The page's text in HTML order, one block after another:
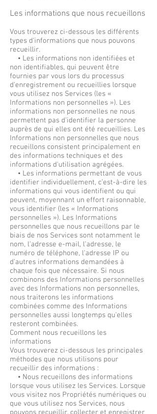
Les informations que nous recueillons
Vous trouverez ci-dessous les différents
types d'informations que nous pouvons
recueillir.
• Les informations non identifiées et
non identifiables, qui peuvent être
fournies par vous lors du processus
d'enregistrement ou recueillies lorsque
vous utilisez nos Services (les «
Informations non personnelles »). Les
informations non personnelles ne nous
permettent pas d'identifier la personne
auprès de qui elles ont été recueillies. Les
Informations non personnelles que nous
recueillons consistent principalement en
des informations techniques et des
informations d'utilisation agrégées.
• Les informations permettant de vous
identifier individuellement, c’est-à-dire les
informations qui vous identifient ou qui
peuvent, moyennant un effort raisonnable,
vous identifier (les « Informations
personnelles »). Les Informations
personnelles que nous recueillons par le
biais de nos Services sont notamment le
nom, l'adresse e-mail, l'adresse, le
numéro de téléphone, l'adresse IP ou
d'autres informations demandées à
chaque fois que nécessaire. Si nous
combinons des Informations personnelles
avec des Informations non personnelles,
nous traiterons les informations
combinées comme des Informations
personnelles aussi longtemps qu'elles
resteront combinées.
Comment nous recueillons les
informations
Vous trouverez ci-dessous les principales
méthodes que nous utilisons pour
recueillir des informations :
• Nous recueillons des informations
lorsque vous utilisez les Services. Lorsque
vous visitez nos Propriétés numériques ou
que vous utilisez nos Services, nous